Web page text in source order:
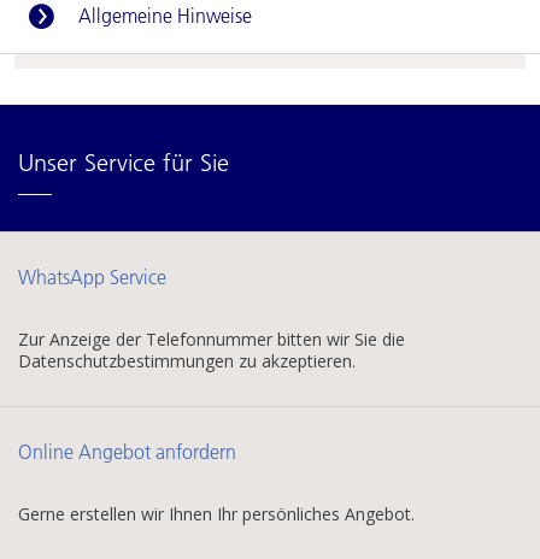
Allgemeine Hinweise
Unser Service für Sie
WhatsApp Service
Zur Anzeige der Telefonnummer bitten wir Sie die
Datenschutzbestimmungen zu akzeptieren.
Online Angebot anfordern
Gerne erstellen wir Ihnen Ihr persönliches Angebot.